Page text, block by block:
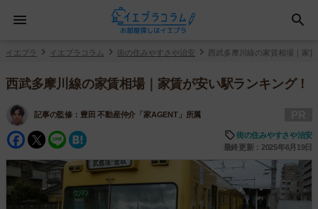
イエプラ イエプラコラム 街の住みやすさや治安 西武多摩川線の家賃相場｜家
西武多摩川線の家賃相場｜家賃が安い駅ランキング！
記事の監修： 豊田 不動産仲介「家AGENT」所属
Facebook
Twitter
Line
街の住みやすさや治安
最終更新：2025年6月19日